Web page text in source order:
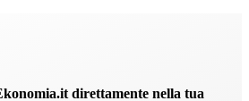
direttamente nella tua